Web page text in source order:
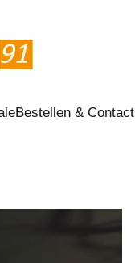
Bestellen & Contact